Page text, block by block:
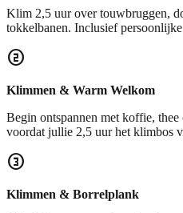
Klim 2,5 uur over touwbruggen,
tokkelbanen. Inclusief
counter_2
Klimmen & Warm Welkom
Begin ontspannen met koffie,
voordat jullie 2,5 uur het klimbos
counter_3
Klimmen & Borrelplank